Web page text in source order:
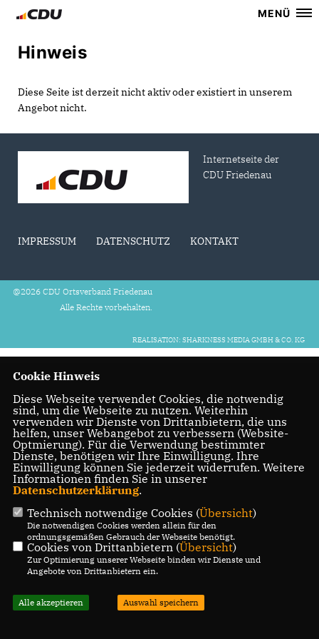
MENÜ
Hinweis
Diese Seite ist derzeit nicht aktiv oder existiert in unserem
Angebot nicht.
Internetseite der
CDU Friedenau
IMPRESSUM DATENSCHUTZ KONTAKT
@2026 CDU Ortsverband Friedenau
Alle Rechte vorbehalten.
REALISATION: SHARKNESS MEDIA GMBH & CO. KG
Cookie Hinweis
Diese Webseite verwendet Cookies, die notwendig
sind, um die Webseite zu nutzen. Weiterhin
verwenden wir Dienste von Drittanbietern, die uns
helfen, unser Webangebot zu verbessern (Website-
Optmierung). Für die Verwendung bestimmter
Dienste, benötigen wir Ihre Einwilligung. Ihre
Einwilligung können Sie jederzeit widerrufen. Weitere
Informationen finden Sie in unserer
Datenschutzerklärung.
Technisch notwendige Cookies (Übersicht)
Die notwendigen Cookies werden allein für den
ordnungsgemäßen Gebrauch der Webseite benötigt.
Cookies von Drittanbietern (Übersicht)
Zur Optimierung unserer Webseite binden wir Dienste und
Angebote von Drittanbietern ein.
Alle akzeptieren Auswahl speichern